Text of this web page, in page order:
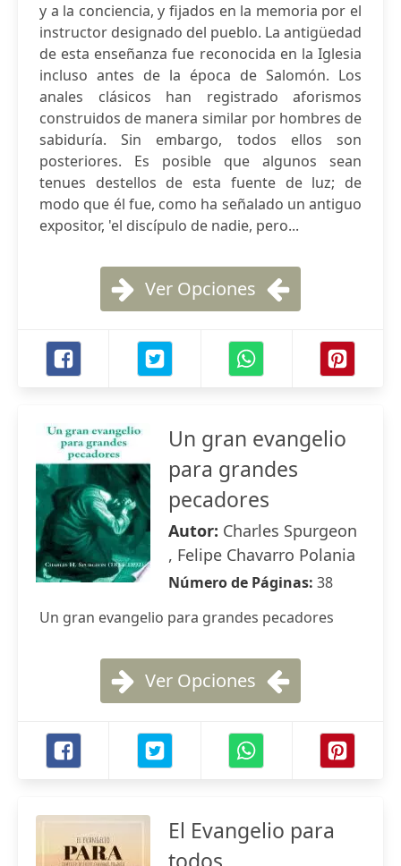
y a la conciencia, y fijados en la memoria por el
instructor designado del pueblo. La antigüedad
de esta enseñanza fue reconocida en la Iglesia
incluso antes de la época de Salomón. Los
anales clásicos han registrado aforismos
construidos de manera similar por hombres de
sabiduría. Sin embargo, todos ellos son
posteriores. Es posible que algunos sean
tenues destellos de esta fuente de luz; de
modo que él fue, como ha señalado un antiguo
expositor, 'el discípulo de nadie, pero...
Ver Opciones
Un gran evangelio
para grandes
pecadores
Autor: Charles Spurgeon
, Felipe Chavarro Polania
Número de Páginas: 38
Un gran evangelio para grandes pecadores
Ver Opciones
El Evangelio para